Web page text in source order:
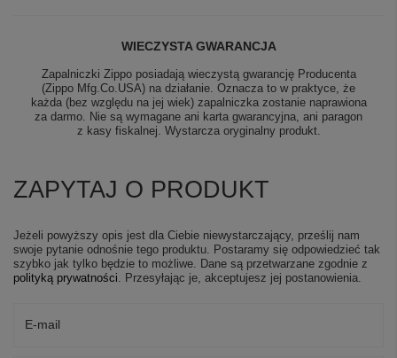
WIECZYSTA GWARANCJA
Zapalniczki Zippo posiadają wieczystą gwarancję Producenta
(Zippo Mfg.Co.USA) na działanie. Oznacza to w praktyce, że
każda (bez względu na jej wiek) zapalniczka zostanie naprawiona
za darmo. Nie są wymagane ani karta gwarancyjna, ani paragon
z kasy fiskalnej. Wystarcza oryginalny produkt.
ZAPYTAJ O PRODUKT
Jeżeli powyższy opis jest dla Ciebie niewystarczający, prześlij nam
swoje pytanie odnośnie tego produktu. Postaramy się odpowiedzieć tak
szybko jak tylko będzie to możliwe. Dane są przetwarzane zgodnie z
polityką prywatności . Przesyłając je, akceptujesz jej postanowienia.
E-mail